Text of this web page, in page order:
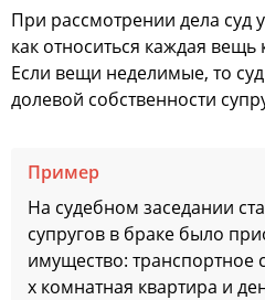
При рассмотрении дела суд
как относиться каждая вещь
Если вещи неделимые, то
долевой собственности
Пример
На судебном заседании
супругов в браке было
имущество: транспортное
х комнатная квартира и